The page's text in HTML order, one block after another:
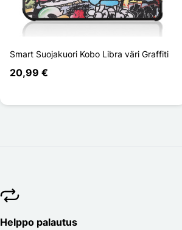
Smart Suojakuori Kobo Libra väri Graffiti
20,99 €
Helppo palautus